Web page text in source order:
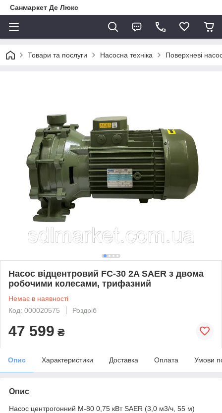
Санмаркет Де Люкс
Товари та послуги Насосна техніка Поверхневі
Насос вiдцентровий FC-30 2A SAER з двома
робочими колесами, трифазний
Немає в наявності
Код: 000020575
Роздріб
47 599 ₴
Опис Характеристики Доставка Оплата Умови
Опис
Насос центрогонний M-80 0,75 кВт SAER (3,0 м3/ч, 55 м)